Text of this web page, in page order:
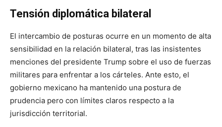
Tensión diplomática bilateral
El intercambio de posturas ocurre en un momento de alta
sensibilidad en la relación bilateral, tras las insistentes
menciones del presidente Trump sobre el uso de fuerzas
militares para enfrentar a los cárteles. Ante esto, el
gobierno mexicano ha mantenido una postura de
prudencia pero con límites claros respecto a la
jurisdicción territorial.